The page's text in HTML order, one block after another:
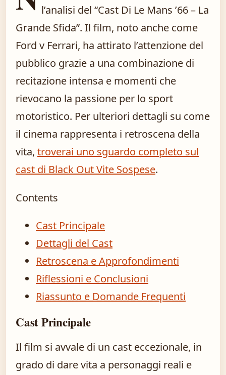
l’analisi del “Cast Di Le Mans ’66 – La
Grande Sfida”. Il film, noto anche come
Ford v Ferrari, ha attirato l’attenzione del
pubblico grazie a una combinazione di
recitazione intensa e momenti che
rievocano la passione per lo sport
motoristico. Per ulteriori dettagli su come
il cinema rappresenta i retroscena della
vita, troverai uno sguardo completo sul
cast di Black Out Vite Sospese.
Contents
Cast Principale
Dettagli del Cast
Retroscena e Approfondimenti
Riflessioni e Conclusioni
Riassunto e Domande Frequenti
Cast Principale
Il film si avvale di un cast eccezionale, in
grado di dare vita a personaggi reali e